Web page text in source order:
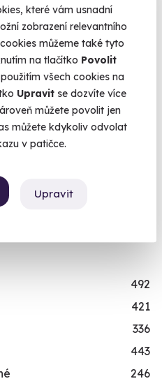
které vám usnadní
zobrazení relevantního
můžeme také tyto
na tlačítko Povolit
všech cookies na
Upravit se dozvíte více
můžete povolit jen
můžete kdykoliv odvolat
v patičce.
Upravit
492
421
336
443
246